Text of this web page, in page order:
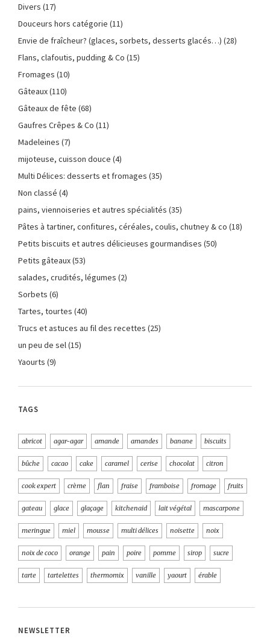
Divers (17)
Douceurs hors catégorie (11)
Envie de fraîcheur? (glaces, sorbets, desserts glacés…) (28)
Flans, clafoutis, pudding & Co (15)
Fromages (10)
Gâteaux(110)
Gâteaux de fête (68)
Gaufres Crêpes & Co (11)
Madeleines (7)
mijoteuse, cuisson douce (4)
Multi Délices: desserts et fromages (35)
Non classé (4)
pains, viennoiseries et autres spécialités (35)
Pâtes à tartiner, confitures, céréales, coulis, chutney & co (18)
Petits biscuits et autres délicieuses gourmandises (50)
Petits gâteaux(53)
salades, crudités, légumes (2)
Sorbets (6)
Tartes, tourtes (40)
Trucs et astuces au fil des recettes (25)
un peu de sel(15)
Yaourts (9)
TAGS
abricot agar-agar amande amandes banane biscuits
bûche cacao cake caramel cerise chocolat citron
cook expert crème flan fraise framboise fromage fruits
gateau glace glaçage kitchenaid lait végétal mascarpone
meringue miel mousse multi délices noisette noix
noix de coco orange pain poire pomme sirop sucre
tarte tartelettes thermomix vanille yaourt érable
NEWSLETTER